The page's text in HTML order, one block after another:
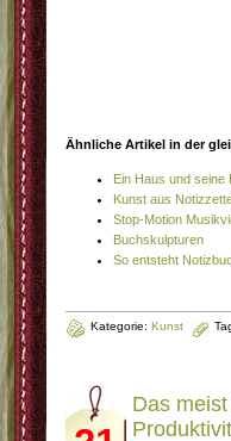
Ähnliche Artikel in der
Ein Haus und seine
Kunst aus
Stop-Motion
Buchskulpturen
So entsteht
Kategorie: Kunst
Das